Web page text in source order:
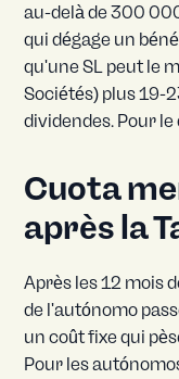
au-delà de 300
qui dégage un
qu'une SL peut le
Sociétés) plus 19-
dividendes. Pour
Cuota
après la
Après les 12 mois
de l'autónomo
un coût fixe qui
Pour les